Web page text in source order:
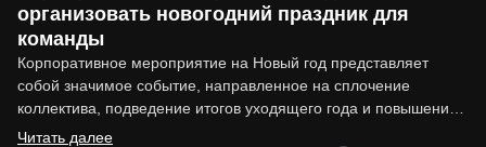
организовать новогодний праздник для
команды
Корпоративное мероприятие на Новый год представляет
собой значимое событие, направленное на сплочение
коллектива, подведение итогов уходящего года и повышение
мотивации сотрудников. Организация такого праздника…
Читать далее